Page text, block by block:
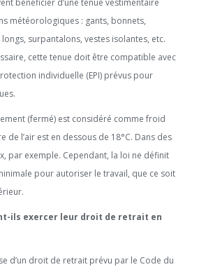
bénéficier d’une tenue vestimentaire
météorologiques : gants, bonnets,
surpantalons, vestes isolantes, etc.
cette tenue doit être compatible avec
individuelle (EPI) prévus pour
(fermé) est considéré comme froid
de l’air est en dessous de 18°C. Dans des
par exemple. Cependant, la loi ne définit
pour autoriser le travail, que ce soit
ils exercer leur droit de retrait en
d’un droit de retrait prévu par le Code du